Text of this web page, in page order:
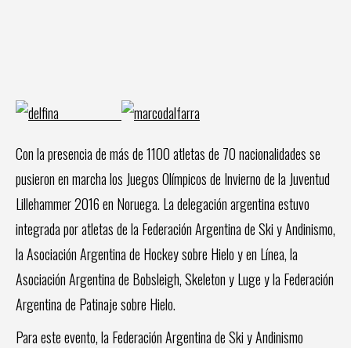
Con la presencia de más de 1100 atletas de 70 nacionalidades se
pusieron en marcha los Juegos Olímpicos de Invierno de la Juventud
Lillehammer 2016 en Noruega. La delegación argentina estuvo
integrada por atletas de la Federación Argentina de Ski y Andinismo,
la Asociación Argentina de Hockey sobre Hielo y en Línea, la
Asociación Argentina de Bobsleigh, Skeleton y Luge y la Federación
Argentina de Patinaje sobre Hielo.
Para este evento, la Federación Argentina de Ski y Andinismo